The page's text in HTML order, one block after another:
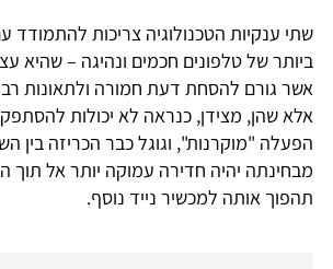
שתי ענקיות הטכנולוגיה צריכות להתמודד
ביותר של טלפונים חכמים ונהיגה – שהיא
אשר גורם להסחת דעת חמורה ולתאונות
אלא שהן, מצידן, כנראה לא יכולות
הפעלה "מוקרנות", וגוגל כבר הכריזה בין
מבחינתה יהיה חדירה עמוקה יותר אל תוך
תהפוך אותה למכשיר נייד נוסף.